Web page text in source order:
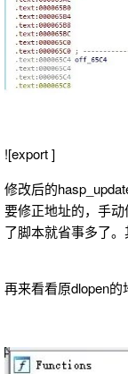
![export ]
修改后的
要修正地址的，手
了脚本就省事多了。
再来看看原dlopen的